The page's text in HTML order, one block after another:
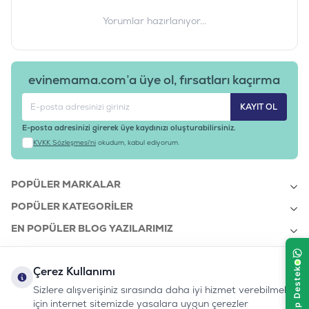
Yorumlar hazırlanıyor...
evinemama.com’a üye ol, fırsatları kaçırma
KAYIT OL
E-posta adresinizi girerek üye kaydınızı oluşturabilirsiniz.
KVKK Sözleşmesi'ni okudum, kabul ediyorum.
POPÜLER MARKALAR
POPÜLER KATEGORILER
EN POPÜLER BLOG YAZILARIMIZ
KURUMSAL
Çerez Kullanımı
Sizlere alışverişiniz sırasında daha iyi hizmet verebilmek
için internet sitemizde yasalara uygun çerezler